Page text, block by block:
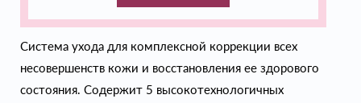
Система ухода для комплексной коррекции всех
несовершенств кожи и восстановления ее здорового
состояния. Содержит 5 высокотехнологичных